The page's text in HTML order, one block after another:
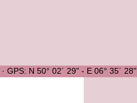
· GPS: N 50° 02´ 29" - E 06° 35´ 28"